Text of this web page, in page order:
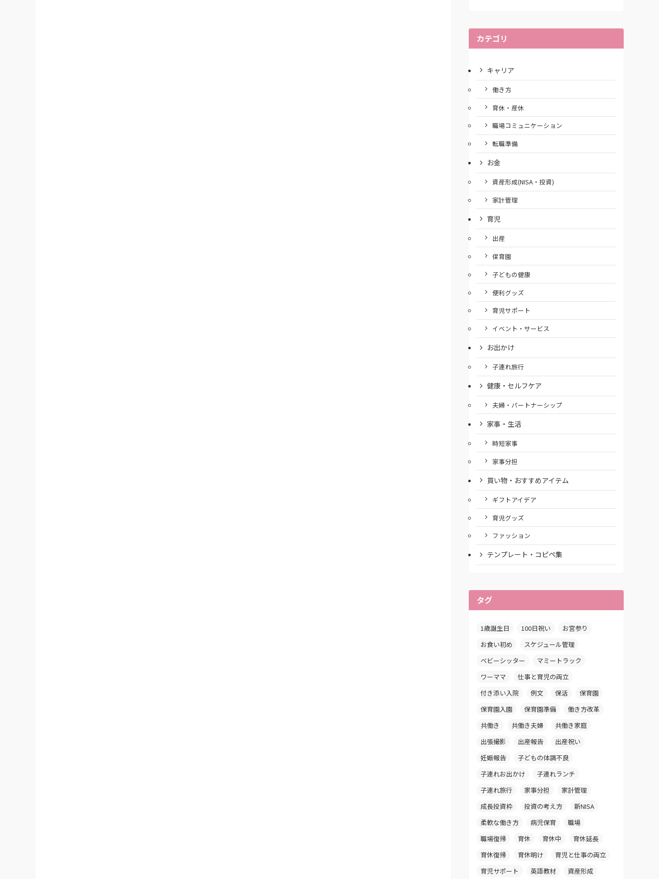
カテゴリ
キャリア
働き方
育休・産休
職場コミュニケーション
転職準備
お金
資産形成(NISA・投資)
家計管理
育児
出産
保育園
子どもの健康
便利グッズ
育児サポート
イベント・サービス
お出かけ
子連れ旅行
健康・セルフケア
夫婦・パートナーシップ
家事・生活
時短家事
家事分担
買い物・おすすめアイテム
ギフトアイデア
育児グッズ
ファッション
テンプレート・コピペ集
タグ
1歳誕生日 100日祝い
お宮参り
お食い初め
スケジュール管理
ベビーシッター
マミートラック
ワーママ
仕事と育児の両立
付き添い入院
例文 保活
保育園
保育園入園
保育園準備
働き方改革
共働き
共働き夫婦
共働き家庭
出張撮影
出産報告
出産祝い
妊娠報告
子どもの体調不良
子連れお出かけ
子連れランチ
子連れ旅行
家事分担
家計管理
成長投資枠
投資の考え方
新NISA
柔軟な働き方
病児保育
職場
職場復帰
育休 育休中
育休延長
育休復帰
育休明け
育児と仕事の両立
育児サポート
英語教材 資産形成